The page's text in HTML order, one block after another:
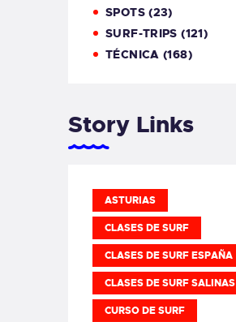
SPOTS(23)
SURF-TRIPS (121)
TÉCNICA (168)
Story Links
ASTURIAS
CLASES DE SURF
CLASES DE SURF ESPAÑA
CLASES DE SURF SALINAS
CURSO DE SURF